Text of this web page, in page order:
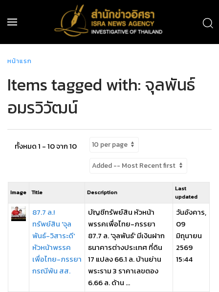
หน้าแรก
Items tagged with: จุลพันธ์
อมรวิวัฒน์
ทั้งหมด 1 - 10 จาก 10
Image Title Description
Last
updated
87.7 ล.!
ทรัพย์สิน 'จุล
พันธ์-วิสาระดี'
หัวหน้าพรรค
เพื่อไทย-ภรรยา
กรณีพ้น สส.
บัญชีทรัพย์สิน หัวหน้า
พรรคเพื่อไทย-ภรรยา
87.7 ล. 'จุลพันธ์' มีเงินฝาก
ธนาคารต่างประเทศ ที่ดิน
17 แปลง 66.1 ล. บ้านย่าน
พระราม 3 ราคาเลขตอง
6.66 ล. ด้าน ...
วันอังคาร,
09
มิถุนายน
2569
15:44